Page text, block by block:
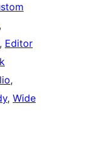
, Editor
, Wide